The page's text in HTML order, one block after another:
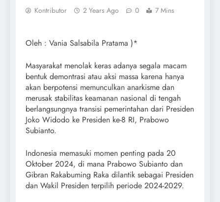
Kontributor 2 Years Ago 0 7 Mins
Oleh : Vania Salsabila Pratama )*
Masyarakat menolak keras adanya segala macam
bentuk demontrasi atau aksi massa karena hanya
akan berpotensi memunculkan anarkisme dan
merusak stabilitas keamanan nasional di tengah
berlangsungnya transisi pemerintahan dari Presiden
Joko Widodo ke Presiden ke-8 RI, Prabowo
Subianto.
Indonesia memasuki momen penting pada 20
Oktober 2024, di mana Prabowo Subianto dan
Gibran Rakabuming Raka dilantik sebagai Presiden
dan Wakil Presiden terpilih periode 2024-2029.